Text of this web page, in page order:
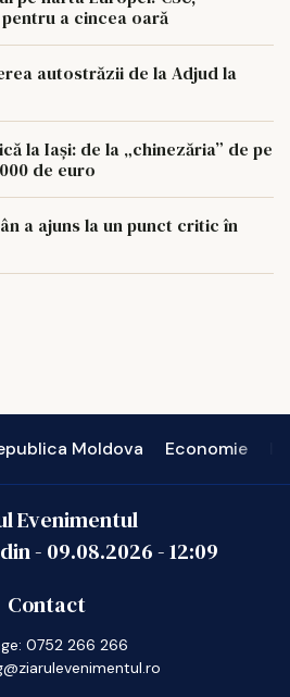
a cincea oară
autostrăzii de la Adjud la
la Iași: de la „chinezăria” de pe
de euro
a ajuns la un punct critic în
Moldova Economie
Evenimentul
- 09.08.2026-12:09
Contact
0752 266 266